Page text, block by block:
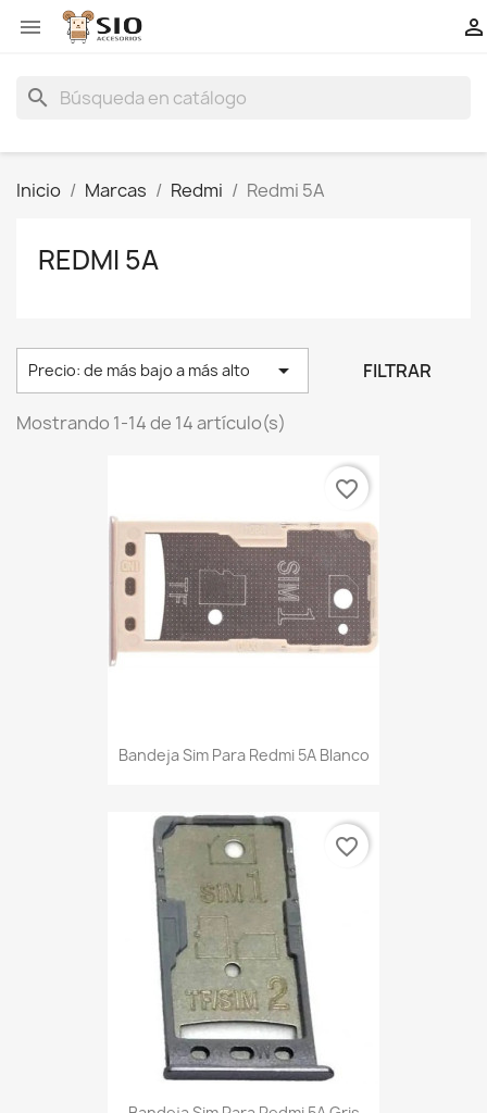
 
search
Inicio Marcas Redmi Redmi 5A
REDMI 5A
Precio: de más bajo a más alto  FILTRAR
Mostrando 1-14 de 14 artículo(s)
Bandeja Sim Para Redmi 5A Blanco
favorite_border
favorite_border